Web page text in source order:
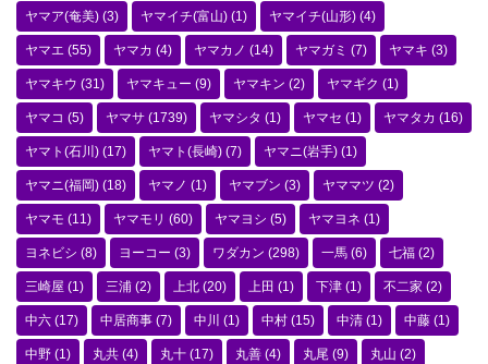
ヤマア(奄美) (3) ヤマイチ(富山) (1) ヤマイチ(山形) (4)
ヤマエ (55) ヤマカ (4) ヤマカノ (14) ヤマガミ (7) ヤマキ (3)
ヤマキウ (31) ヤマキュー (9) ヤマキン (2) ヤマギク (1)
ヤマコ (5) ヤマサ (1739) ヤマシタ (1) ヤマセ (1) ヤマタカ (16)
ヤマト(石川) (17) ヤマト(長崎) (7) ヤマニ(岩手) (1)
ヤマニ(福岡) (18) ヤマノ (1) ヤマブン (3) ヤママツ (2)
ヤマモ (11) ヤマモリ (60) ヤマヨシ (5) ヤマヨネ (1)
ヨネビシ (8) ヨーコー (3) ワダカン (298) 一馬 (6) 七福 (2)
三崎屋 (1) 三浦 (2) 上北 (20) 上田 (1) 下津 (1) 不二家 (2)
中六 (17) 中居商事 (7) 中川 (1) 中村 (15) 中清 (1) 中藤 (1)
中野 (1) 丸共 (4) 丸十 (17) 丸善 (4) 丸尾 (9) 丸山 (2)